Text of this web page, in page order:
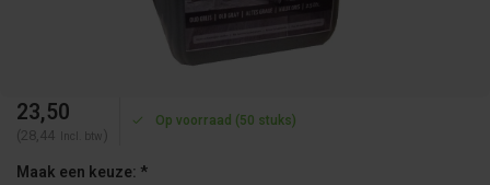
23,50
(28,44 Incl. btw )
Op voorraad (50 stuks)
Maak een keuze: *